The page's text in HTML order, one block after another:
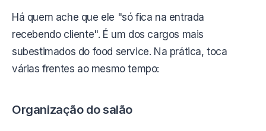
Há quem ache que ele "só fica na entrada
recebendo cliente". É um dos cargos mais
subestimados do food service. Na prática, toca
várias frentes ao mesmo tempo:
Organização do salão